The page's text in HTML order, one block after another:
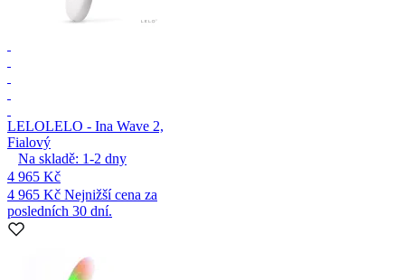
LELOLELO - Ina Wave 2,
Fialový
Na skladě: 1-2 dny
4 965 Kč
4 965 Kč Nejnižší cena za
posledních 30 dní.